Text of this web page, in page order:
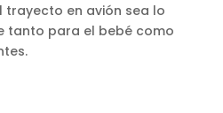
trayecto en avión sea lo
tanto para el bebé como